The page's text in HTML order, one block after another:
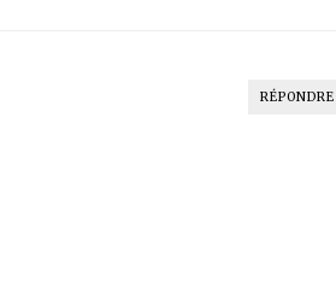
RÉPONDRE